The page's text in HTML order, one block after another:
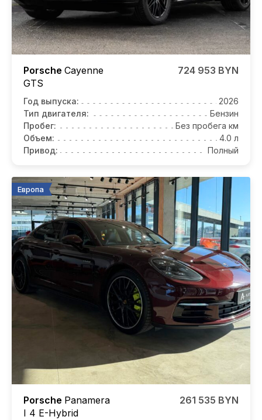
Porsche Cayenne
GTS
724 953 BYN
Год выпуска:
2026
Тип двигателя:
Бензин
Пробег:
Без пробега км
Объем:
4.0 л
Привод:
Полный
Европа
Porsche Panamera
I 4 E-Hybrid
261 535 BYN